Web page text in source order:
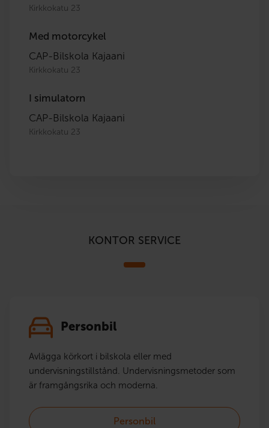
Kirkkokatu 23
Med motorcykel
CAP-Bilskola Kajaani
Kirkkokatu 23
I simulatorn
CAP-Bilskola Kajaani
Kirkkokatu 23
KONTOR SERVICE
Personbil
Avlägga körkort i bilskola eller med
undervisningstillstånd. Undervisningsmetoder som
är framgångsrika och moderna.
Personbil